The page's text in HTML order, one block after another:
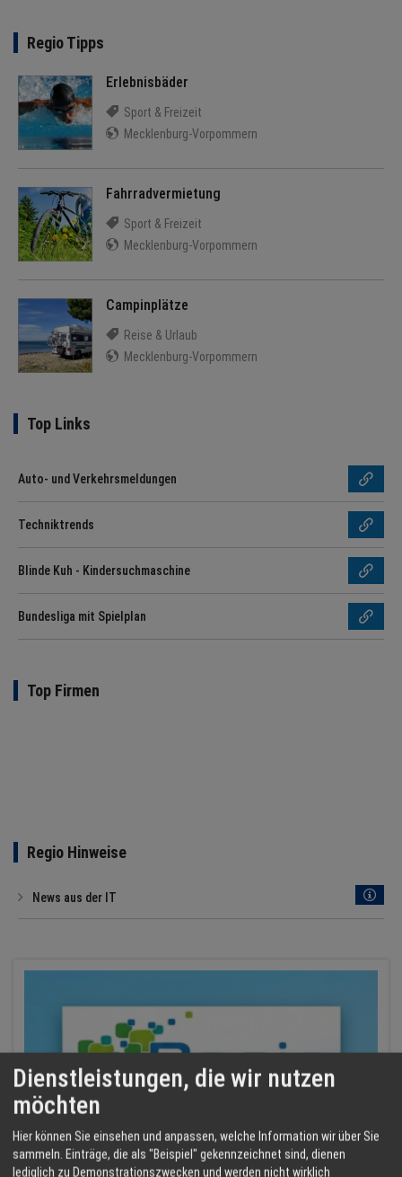
Regio Tipps
Erlebnisbäder
Sport & Freizeit
Mecklenburg-Vorpommern
Fahrradvermietung
Sport & Freizeit
Mecklenburg-Vorpommern
Campinplätze
Reise & Urlaub
Mecklenburg-Vorpommern
Top Links
Auto- und Verkehrsmeldungen
Techniktrends
Blinde Kuh - Kindersuchmaschine
Bundesliga mit Spielplan
Top Firmen
Regio Hinweise
News aus der IT
Dienstleistungen, die wir nutzen
möchten
Hier können Sie einsehen und anpassen, welche Information wir über Sie
sammeln. Einträge, die als "Beispiel" gekennzeichnet sind, dienen
lediglich zu Demonstrationszwecken und werden nicht wirklich